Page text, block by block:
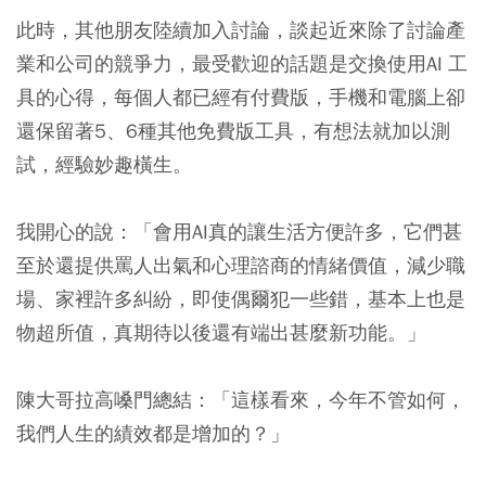
此時，其他朋友陸續加入討論，談起近來除了討論產
業和公司的競爭力，最受歡迎的話題是交換使用AI 工
具的心得，每個人都已經有付費版，手機和電腦上卻
還保留著5、6種其他免費版工具，有想法就加以測
試，經驗妙趣橫生。
我開心的說：「會用AI真的讓生活方便許多，它們甚
至於還提供罵人出氣和心理諮商的情緒價值，減少職
場、家裡許多糾紛，即使偶爾犯一些錯，基本上也是
物超所值，真期待以後還有端出甚麼新功能。」
陳大哥拉高嗓門總結：「這樣看來，今年不管如何，
我們人生的績效都是增加的？」